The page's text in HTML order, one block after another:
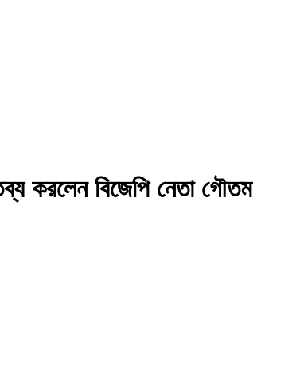
করলেন বিজেপি নেতা গৌতম